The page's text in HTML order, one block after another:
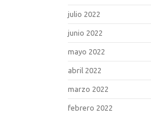
julio 2022
junio 2022
mayo 2022
abril 2022
marzo 2022
febrero 2022